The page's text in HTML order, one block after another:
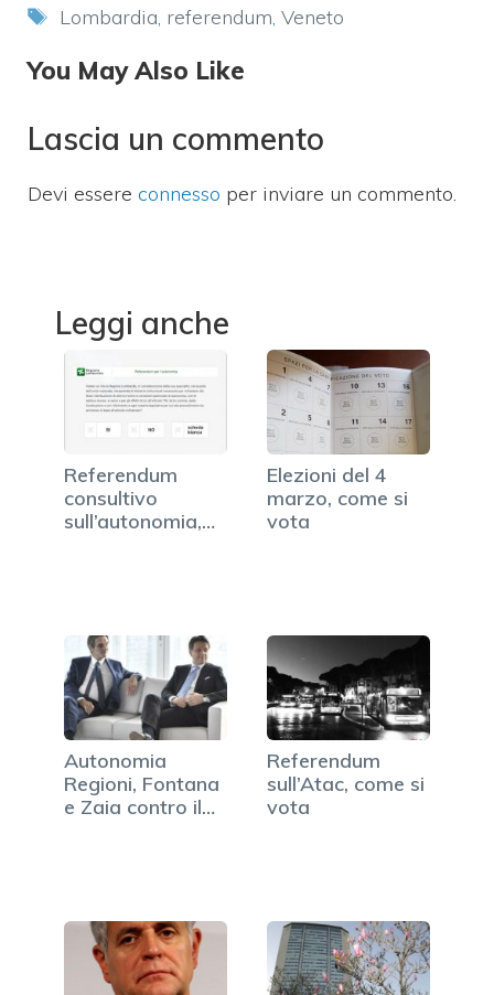
Tag
Lombardia, referendum, Veneto
You May Also Like
Lascia un commento
Devi essere connesso per inviare un commento.
Leggi anche
Referendum
consultivo
sull’autonomia,
Elezioni del 4
marzo, come si
vota
Autonomia
Regioni, Fontana
e Zaia contro il
Referendum
sull’Atac, come si
vota